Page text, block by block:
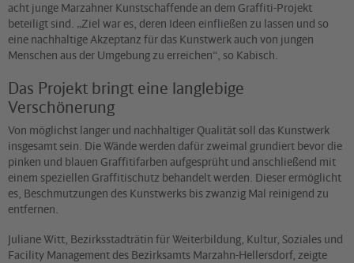
acht junge Marzahner Kunstschaffende an dem Graffiti-Projekt
beteiligt sind. „Ziel war es, deren Ideen einfließen zu lassen und so
eine nachhaltige Akzeptanz für das Kunstwerk auch von jungen
Menschen aus der Umgebung zu erreichen“, so Kabisch.
Das Projekt bringt eine langlebige
Verschönerung
Von möglichst langer und nachhaltiger Qualität soll das Kunstwerk
insgesamt sein. Die Wände werden dafür zweimal grundiert bevor die
pinken und blauen Graffitifarben aufgesprüht und anschließend mit
einem speziellen Graffitischutz behandelt werden. Dieser ermöglicht
es, Beschmutzungen des Kunstwerks bis zwanzig Mal reinigend zu
entfernen.
Juliane Witt, Bezirksstadträtin für Weiterbildung, Kultur, Soziales und
Facility Management des Bezirksamts Marzahn-Hellersdorf, zeigte